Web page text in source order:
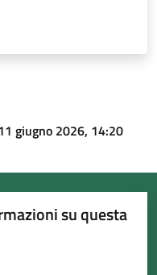
giugno 2026, 14:20
su questa